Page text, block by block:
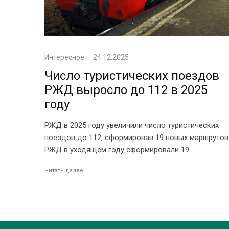
Интересное · 24.12.2025
Число туристических поездов
РЖД выросло до 112 в 2025
году
РЖД в 2025 году увеличили число туристических
поездов до 112, сформировав 19 новых
РЖД в уходящем году сформировали 19...
Читать далее...